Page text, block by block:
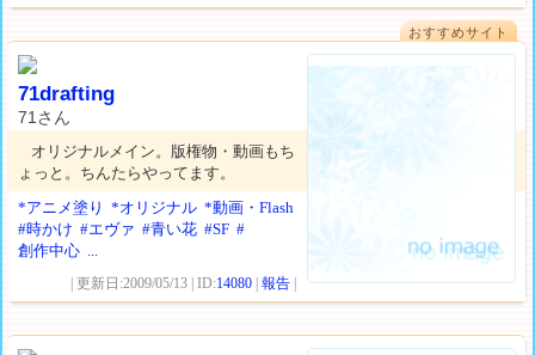
おすすめサイト
71drafting
71さん
オリジナルメイン。版権物・動画もち
ょっと。ちんたらやってます。
*アニメ塗り
*オリジナル *動画・Flash
#時かけ #エヴァ #青い花 #SF #
創作中心 ...
| 更新日:2009/05/13 | ID:14080 |報告